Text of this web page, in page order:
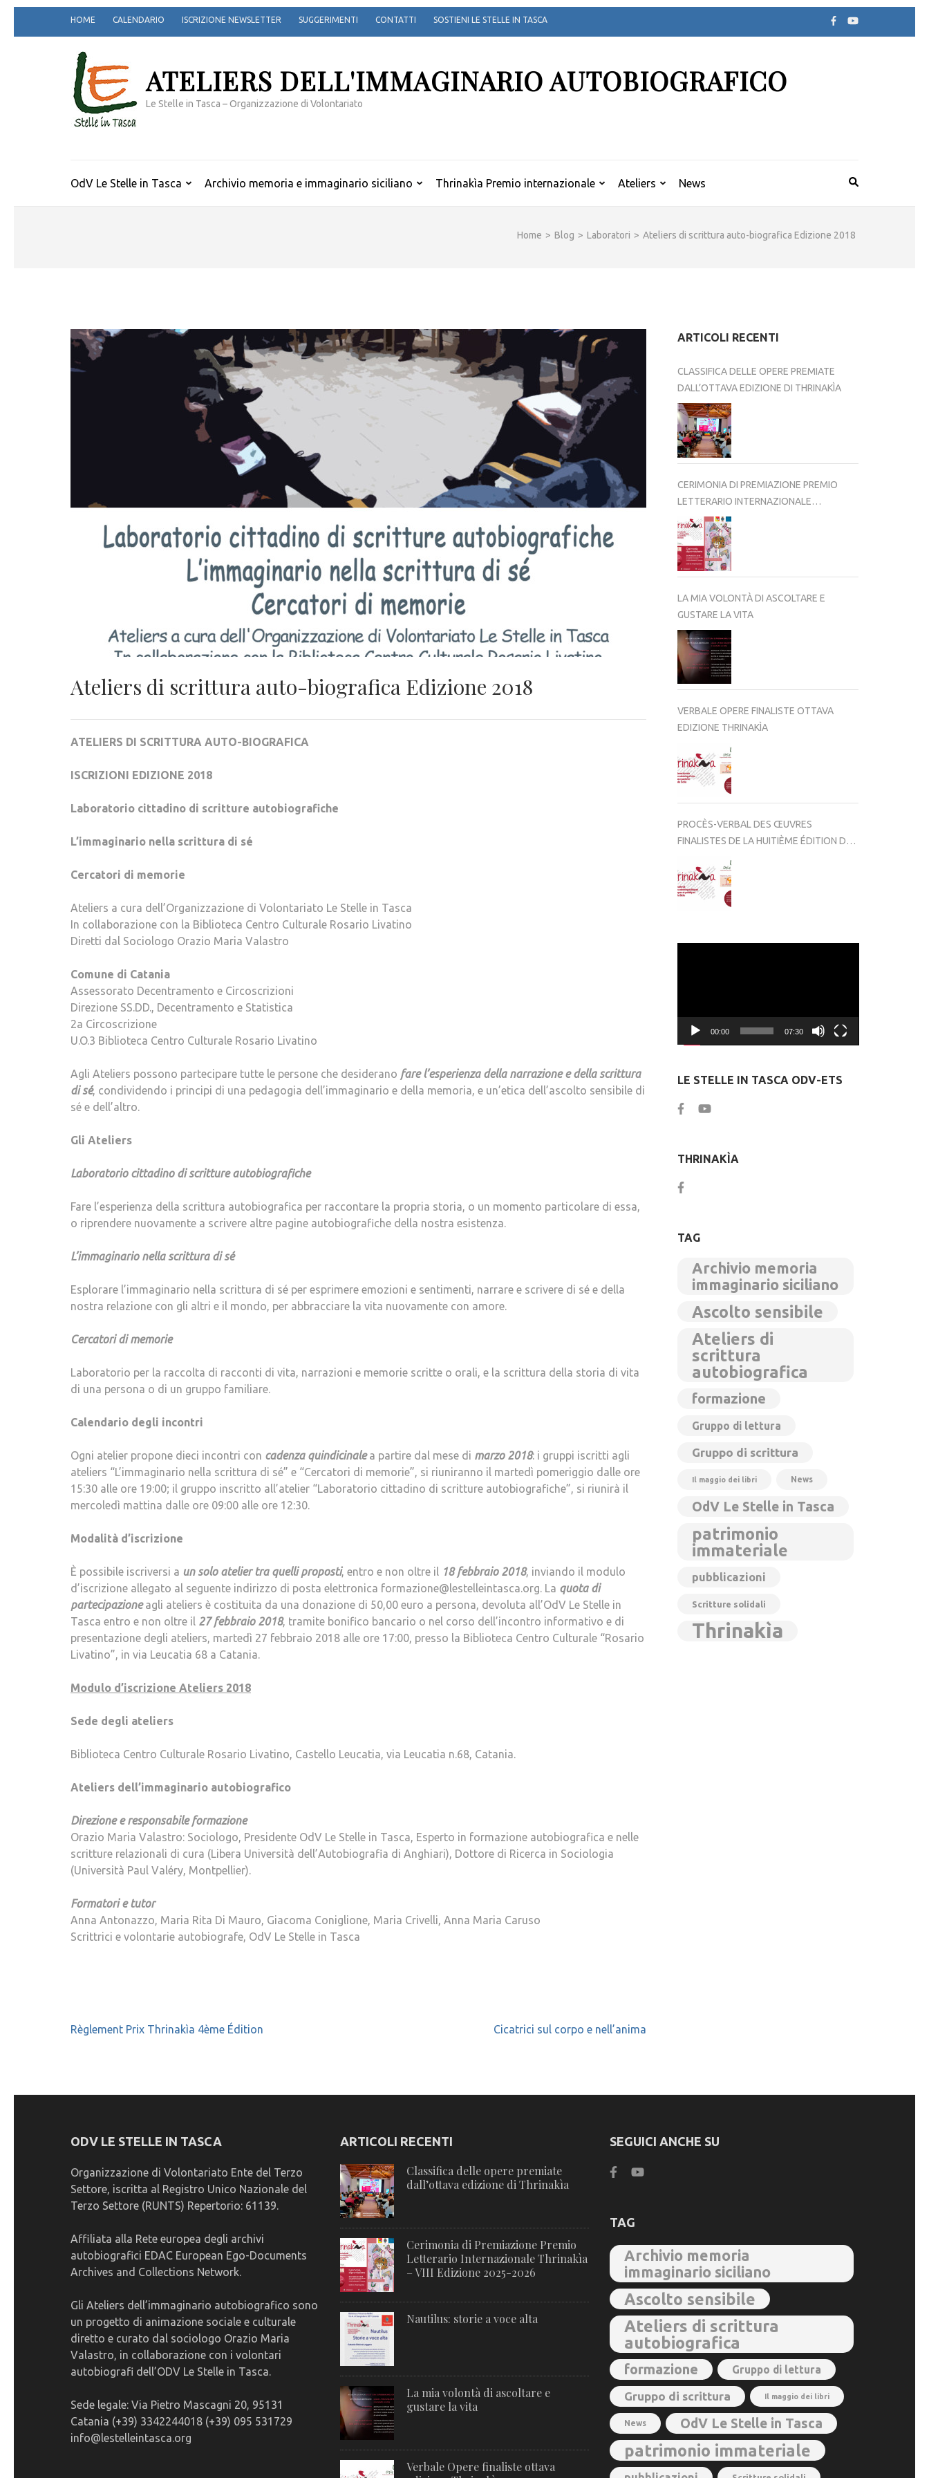
HOME CALENDARIO ISCRIZIONE NEWSLETTER SUGGERIMENTI CONTATTI SOSTIENI LE STELLE IN TASCA
ATELIERS DELL'IMMAGINARIO AUTOBIOGRAFICO
Le Stelle in Tasca – Organizzazione di Volontariato
OdV Le Stelle in Tasca Archivio memoria e immaginario siciliano Thrinakìa Premio internazionale Ateliers News
Home > Blog > Laboratori > Ateliers di scrittura auto-biografica Edizione 2018
Ateliers di scrittura auto-biografica Edizione 2018
ATELIERS DI SCRITTURA AUTO-BIOGRAFICA
ISCRIZIONI EDIZIONE 2018
Laboratorio cittadino di scritture autobiografiche
L’immaginario nella scrittura di sé
Cercatori di memorie
Ateliers a cura dell’Organizzazione di Volontariato Le Stelle in Tasca
In collaborazione con la Biblioteca Centro Culturale Rosario Livatino
Diretti dal Sociologo Orazio Maria Valastro
Comune di Catania
Assessorato Decentramento e Circoscrizioni
Direzione SS.DD., Decentramento e Statistica
2a Circoscrizione
U.O.3 Biblioteca Centro Culturale Rosario Livatino
Agli Ateliers possono partecipare tutte le persone che desiderano fare l’esperienza della narrazione e della scrittura
di sé, condividendo i principi di una pedagogia dell’immaginario e della memoria, e un’etica dell’ascolto sensibile di
sé e dell’altro.
Gli Ateliers
Laboratorio cittadino di scritture autobiografiche
Fare l’esperienza della scrittura autobiografica per raccontare la propria storia, o un momento particolare di essa,
o riprendere nuovamente a scrivere altre pagine autobiografiche della nostra esistenza.
L’immaginario nella scrittura di sé
Esplorare l’immaginario nella scrittura di sé per esprimere emozioni e sentimenti, narrare e scrivere di sé e della
nostra relazione con gli altri e il mondo, per abbracciare la vita nuovamente con amore.
Cercatori di memorie
Laboratorio per la raccolta di racconti di vita, narrazioni e memorie scritte o orali, e la scrittura della storia di vita
di una persona o di un gruppo familiare.
Calendario degli incontri
Ogni atelier propone dieci incontri con cadenza quindicinalea partire dal mese di marzo 2018: i gruppi iscritti agli
ateliers “L’immaginario nella scrittura di sé” e “Cercatori di memorie”, si riuniranno il martedì pomeriggio dalle ore
15:30 alle ore 19:00; il gruppo inscritto all’atelier “Laboratorio cittadino di scritture autobiografiche”, si riunirà il
mercoledì mattina dalle ore 09:00 alle ore 12:30.
Modalità d’iscrizione
È possibile iscriversi a un solo atelier tra quelli proposti, entro e non oltre il 18 febbraio 2018, inviando il modulo
d’iscrizione allegato al seguente indirizzo di posta elettronica formazione@lestelleintasca.org. La quota di
partecipazione agli ateliers è costituita da una donazione di 50,00 euro a persona, devoluta all’OdV Le Stelle in
Tasca entro e non oltre il 27 febbraio 2018, tramite bonifico bancario o nel corso dell’incontro informativo e di
presentazione degli ateliers, martedì 27 febbraio 2018 alle ore 17:00, presso la Biblioteca Centro Culturale “Rosario
Livatino”, in via Leucatia 68 a Catania.
Modulo d’iscrizione Ateliers 2018
Sede degli ateliers
Biblioteca Centro Culturale Rosario Livatino, Castello Leucatia, via Leucatia n.68, Catania.
Ateliers dell’immaginario autobiografico
Direzione e responsabile formazione
Orazio Maria Valastro: Sociologo, Presidente OdV Le Stelle in Tasca, Esperto in formazione autobiografica e nelle
scritture relazionali di cura (Libera Università dell’Autobiografia di Anghiari), Dottore di Ricerca in Sociologia
(Università Paul Valéry, Montpellier).
Formatori e tutor
Anna Antonazzo, Maria Rita Di Mauro, Giacoma Coniglione, Maria Crivelli, Anna Maria Caruso
Scrittrici e volontarie autobiografe, OdV Le Stelle in Tasca
Navigazione
Règlement Prix Thrinakìa 4ème Édition Cicatrici sul corpo e nell’anima
ARTICOLI RECENTI
CLASSIFICA DELLE OPERE PREMIATE
DALL’OTTAVA EDIZIONE DI THRINAKÌA
CERIMONIA DI PREMIAZIONE PREMIO
LETTERARIO INTERNAZIONALE
THRINAKÌA – VIII EDIZIONE 2025-2026
LA MIA VOLONTÀ DI ASCOLTARE E
GUSTARE LA VITA
VERBALE OPERE FINALISTE OTTAVA
EDIZIONE THRINAKÌA
PROCÈS-VERBAL DES ŒUVRES
FINALISTES DE LA HUITIÈME ÉDITION DE
00:00 07:30
LE STELLE IN TASCA ODV-ETS
THRINAKÌA
TAG
Archivio memoria
immaginario siciliano
Ascolto sensibile
Ateliers di
scrittura
autobiografica
formazione
Gruppo di lettura
Gruppo di scrittura
Il maggio dei libri News
OdV Le Stelle in Tasca
patrimonio
immateriale
pubblicazioni
Scritture solidali
Thrinakìa
ODV LE STELLE IN TASCA
Organizzazione di Volontariato Ente del Terzo
Settore, iscritta al Registro Unico Nazionale del
Terzo Settore (RUNTS) Repertorio: 61139.
Affiliata alla Rete europea degli archivi
autobiografici EDAC European Ego-Documents
Archives and Collections Network.
Gli Ateliers dell’immaginario autobiografico sono
un progetto di animazione sociale e culturale
diretto e curato dal sociologo Orazio Maria
Valastro, in collaborazione con i volontari
autobiografi dell’ODV Le Stelle in Tasca.
Sede legale: Via Pietro Mascagni 20, 95131
Catania (+39) 3342244018 (+39) 095 531729
info@lestelleintasca.org
ARTICOLI RECENTI
Classifica delle opere premiate
dall’ottava edizione di Thrinakìa
Cerimonia di Premiazione Premio
Letterario Internazionale Thrinakìa
– VIII Edizione 2025-2026
Nautilus: storie a voce alta
La mia volontà di ascoltare e
gustare la vita
Verbale Opere finaliste ottava
SEGUICI ANCHE SU
TAG
Archivio memoria
immaginario siciliano
Ascolto sensibile
Ateliers di scrittura
autobiografica
formazione Gruppo di lettura
Gruppo di scrittura Il maggio dei libri
News OdV Le Stelle in Tasca
patrimonio immateriale